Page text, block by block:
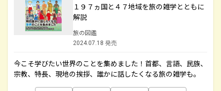
１９７ヵ国と４７地域を旅の雑学とともに
解説
旅の図鑑
2024.07.18 発売
今こそ学びたい世界のことを集めました！首都、言語、民族、
宗教、特長、現地の挨拶、誰かに話したくなる旅の雑学も。